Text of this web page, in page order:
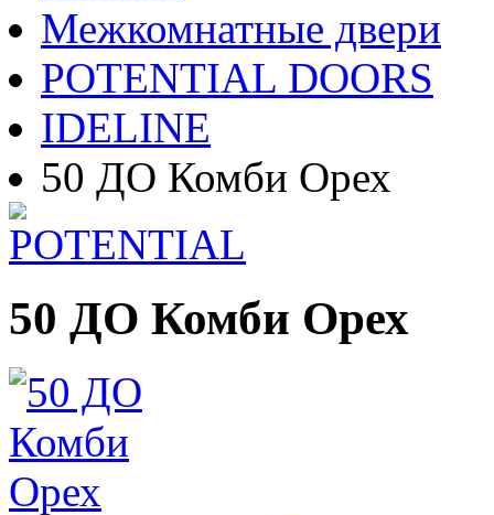
Межкомнатные двери
POTENTIAL DOORS
IDELINE
50 ДО Комби Орех
50 ДО Комби Орех